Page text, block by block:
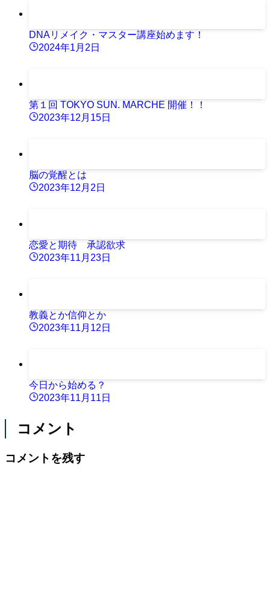
DNAリメイク・マスター講座始めます！
2024年1月2日
第１回 TOKYO SUN. MARCHE 開催！！
2023年12月15日
脳の覚醒とは
2023年12月2日
恋愛と期待 承認欲求
2023年11月23日
教義とか信仰とか
2023年11月12日
今日から始める？
2023年11月11日
コメント
コメントを残す